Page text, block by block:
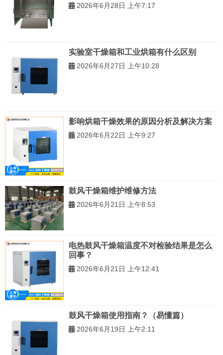
2026年6月28日 上午7:17
实验室干燥箱和工业烘箱有什么区别
2026年6月27日 上午10:28
影响烘箱干燥效果的原因分析及解决方案
2026年6月22日 上午9:27
鼓风干燥箱维护维修方法
2026年6月21日 上午8:53
电热鼓风干燥箱温度不对检验结果是怎么
回事？
2026年6月21日 上午12:41
鼓风干燥箱使用指南？（易懂篇）
2026年6月19日 上午2:11